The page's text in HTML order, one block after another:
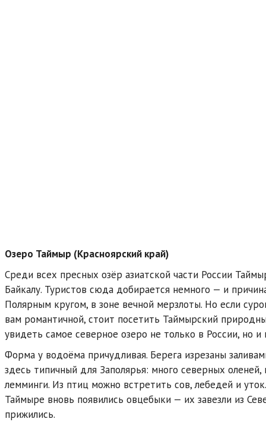
Озеро Таймыр (Красноярский край)
Среди всех пресных озёр азиатской части России
Байкалу. Туристов сюда добирается немного — и
Полярным кругом, в зоне вечной мерзлоты. Но если
вам романтичной, стоит посетить Таймырский
увидеть самое северное озеро не только в России, но
Форма у водоёма причудливая. Берега изрезаны
здесь типичный для Заполярья: много северных оленей,
лемминги. Из птиц можно встретить сов, лебедей и
Таймыре вновь появились овцебыки — их завезли из
прижились.